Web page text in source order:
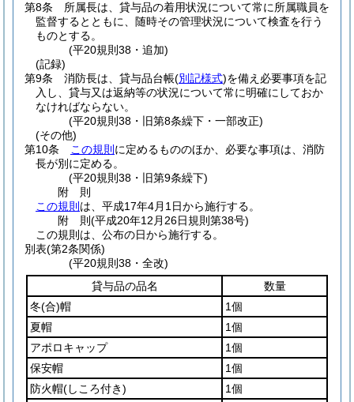
第8条
所属長は、貸与品の着用状況について常に所属職員を
監督するとともに、随時その管理状況について検査を行う
ものとする。
(平20規則38・追加)
(記録)
第9条
消防長は、貸与品台帳(別記様式)を備え必要事項を記
入し、貸与又は返納等の状況について常に明確にしておか
なければならない。
(平20規則38・旧第8条繰下・一部改正)
(その他)
第10条
この規則 に定めるもののほか、必要な事項は、消防
長が別に定める。
(平20規則38・旧第9条繰下)
附 則
この規則 は、平成17年4月1日から施行する。
附 則(平成20年12月26日規則第38号)
この規則は、公布の日から施行する。
別表(第2条関係)
(平20規則38・全改)
貸与品の品名
数量
冬(合)帽
1個
夏帽
1個
アポロキャップ
1個
保安帽
1個
防火帽(しころ付き)
1個